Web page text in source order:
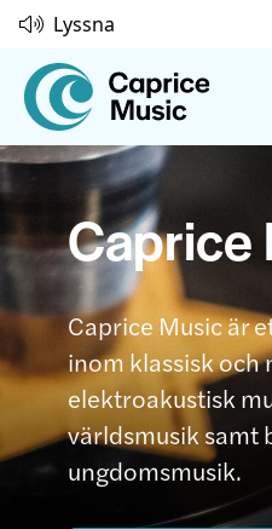
Lyssna
Caprice
Caprice Music är
inom klassisk och
elektroakustisk
världsmusik samt
ungdomsmusik.